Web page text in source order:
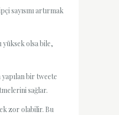
sayısını artırmak
yüksek olsa bile,
bir tweete
sağlar.
zor olabilir. Bu